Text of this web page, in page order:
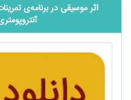
اثر موسیقی در برنامه‌‌‌‌‌ی